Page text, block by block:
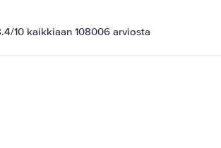
10 kaikkiaan 108006 arviosta